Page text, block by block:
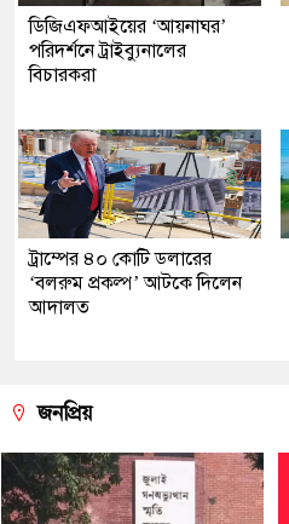
ডিজিএফআইয়ের ‘আয়নাঘর’
পরিদর্শনে ট্রাইব্যুনালের
বিচারকরা
ট্রাম্পের ৪০ কোটি ডলারের
‘বলরুম প্রকল্প’ আটকে দিলেন
আদালত
জনপ্রিয়